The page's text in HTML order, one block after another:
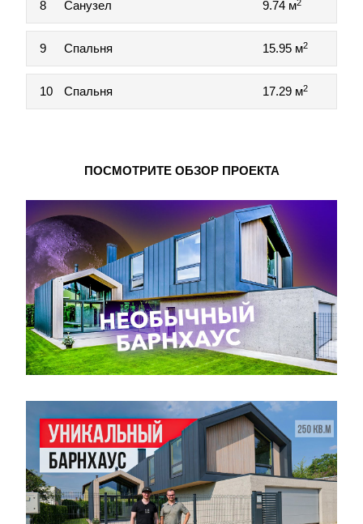
8 Санузел 9.74 м2
9 Спальня 15.95 м2
10 Спальня 17.29 м2
ПОСМОТРИТЕ ОБЗОР ПРОЕКТА